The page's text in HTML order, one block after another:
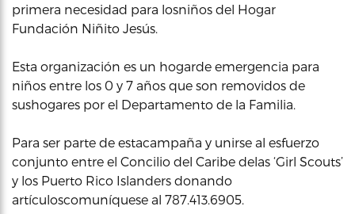
primera necesidad para losniños del Hogar
Fundación Niñito Jesús.
Esta organización es un hogarde emergencia para
niños entre los 0 y 7 años que son removidos de
sushogares por el Departamento de la Familia.
Para ser parte de estacampaña y unirse al esfuerzo
conjunto entre el Concilio del Caribe delas ‘Girl Scouts’
y los Puerto Rico Islanders donando
artículoscomuníquese al 787.413.6905.